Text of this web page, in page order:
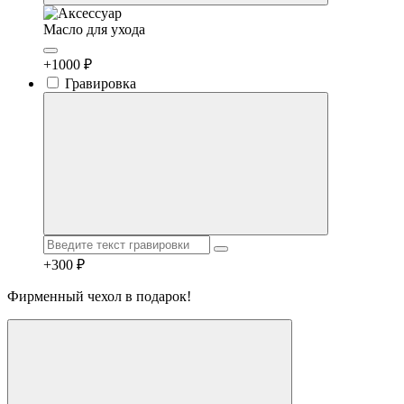
Масло для ухода
+1000 ₽
Гравировка
+300 ₽
Фирменный чехол в подарок!